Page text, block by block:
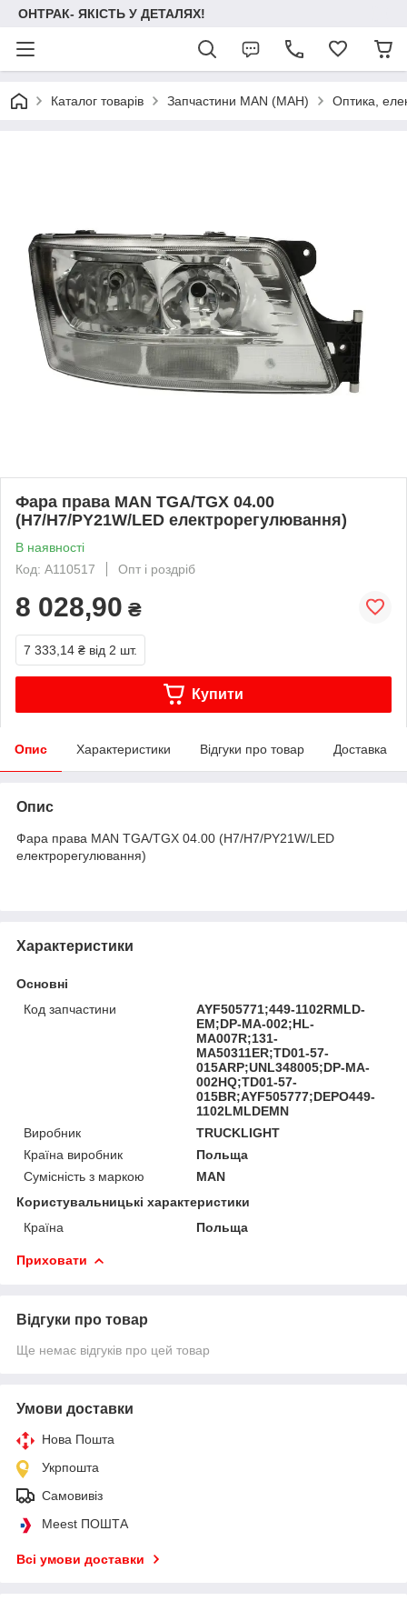
ОНТРАК- ЯКІСТЬ У ДЕТАЛЯХ!
Каталог товарів Запчастини MAN (МАН) Оптика,
Фара права MAN TGA/TGX 04.00
(H7/H7/PY21W/LED електрорегулювання)
В наявності
Код: A110517
Опт і роздріб
8 028,90 ₴
7 333,14 ₴ від 2 шт.
Купити
Опис Характеристики Відгуки про товар Доставка
Опис
Фара права MAN TGA/TGX 04.00 (H7/H7/PY21W/LED
електрорегулювання)
Характеристики
Основні
Код запчастини
AYF505771;449-1102RMLD-
EM;DP-MA-002;HL-
MA007R;131-
MA50311ER;TD01-57-
015ARP;UNL348005;DP-MA-
002HQ;TD01-57-
015BR;AYF505777;DEPO449-
1102LMLDEMN
Виробник
TRUCKLIGHT
Країна виробник
Польща
Сумісність з маркою
MAN
Користувальницькі характеристики
Країна
Польща
Приховати
Відгуки про товар
Ще немає відгуків про цей товар
Умови доставки
Нова Пошта
Укрпошта
Самовивіз
Meest ПОШТА
Всі умови доставки